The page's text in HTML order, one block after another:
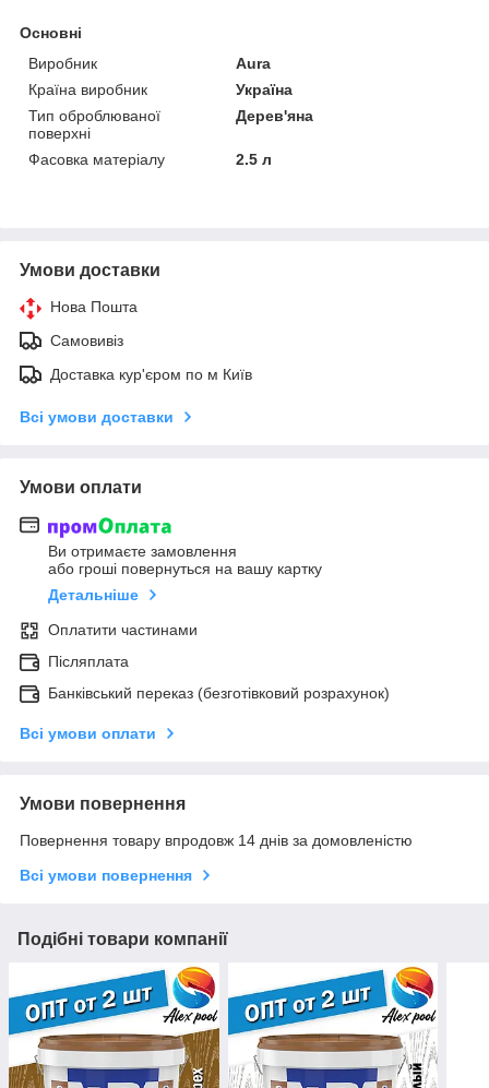
Основні
Виробник
Aura
Країна виробник
Україна
Тип оброблюваної
поверхні
Дерев'яна
Фасовка матеріалу 2.5 л
Умови доставки
Нова Пошта
Самовивіз
Доставка кур'єром по м Київ
Всі умови доставки
Умови оплати
Ви отримаєте замовлення
або гроші повернуться на вашу картку
Детальніше
Оплатити частинами
Післяплата
Банківський переказ (безготівковий розрахунок)
Всі умови оплати
Умови повернення
Повернення товару впродовж 14 днів за домовленістю
Всі умови повернення
Подібні товари компанії